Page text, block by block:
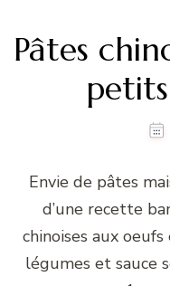
Pâtes
Envie de pâtes
d’une recette
chinoises aux
légumes et sauce